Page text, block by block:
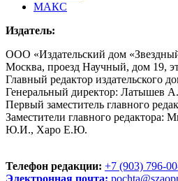
МАКС
Издатель:
ООО «Издательский дом
Москва, проезд Научный, дом 19,
Главный редактор издательского
Генеральный директор: Латышев
Первый заместитель главного
Заместители главного
Ю.И., Харо Е.Ю.
Телефон редакции: +7 (903) 796-
Электронная почта: